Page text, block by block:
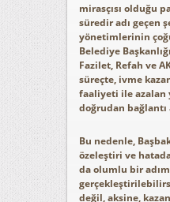
mirasçısı olduğu
süredir adı geçen
yönetimlerinin
Belediye
Fazilet, Refah ve
süreçte, ivme
faaliyeti ile azalan
doğrudan bağlantı
Bu nedenle,
özeleştiri ve
da olumlu bir
değil, aksine,